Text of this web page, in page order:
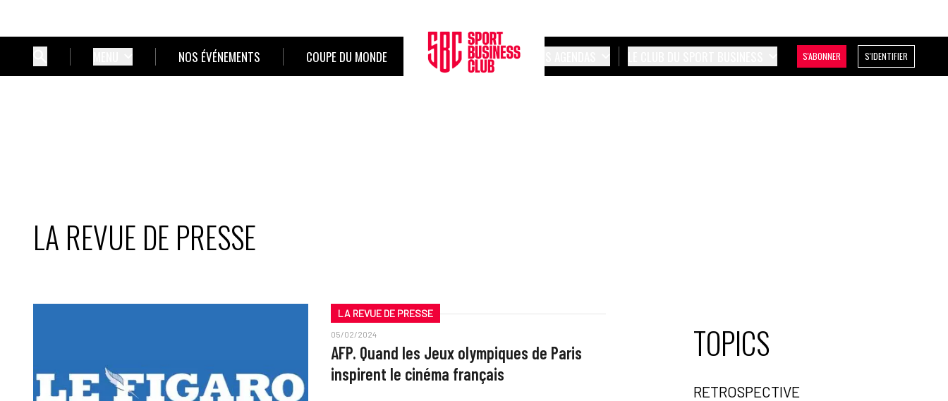
NOS ÉVÉNEMENTS COUPE DU MONDE S'ABONNER S'IDENTIFIER
LA REVUE DE PRESSE
LA REVUE DE PRESSE
05/02/2024
AFP. Quand les Jeux olympiques de Paris
inspirent le cinéma français
TOPICS
RETROSPECTIVE